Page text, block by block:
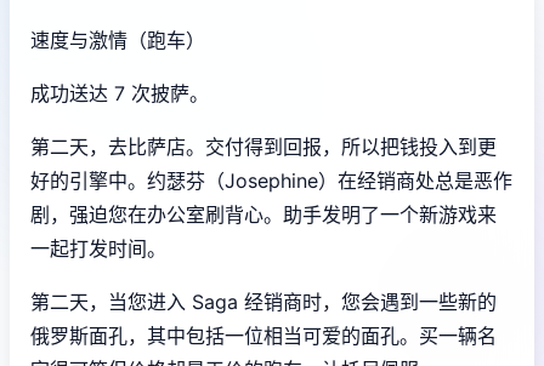
速度与激情（跑车）
成功送达 7 次披萨。
第二天，去比萨店。交付得到回报，所以把钱投入到更
好的引擎中。约瑟芬（Josephine）在经销商处总是恶作
剧，强迫您在办公室刷背心。助手发明了一个新游戏来
一起打发时间。
第二天，当您进入 Saga 经销商时，您会遇到一些新的
俄罗斯面孔，其中包括一位相当可爱的面孔。买一辆名